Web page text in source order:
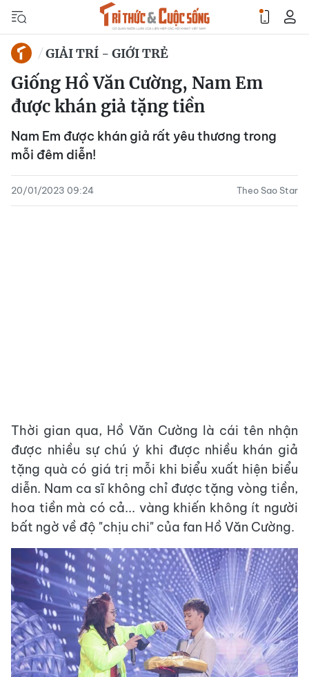
GIẢI TRÍ - GIỚI TRẺ
Giống Hồ Văn Cường, Nam Em
được khán giả tặng tiền
Nam Em được khán giả rất yêu thương trong
mỗi đêm diễn!
20/01/2023 09:24 Theo Sao Star
Thời gian qua, Hồ Văn Cường là cái tên nhận
được nhiều sự chú ý khi được nhiều khán giả
tặng quà có giá trị mỗi khi biểu xuất hiện biểu
diễn. Nam ca sĩ không chỉ được tặng vòng tiền,
hoa tiền mà có cả... vàng khiến không ít người
bất ngờ về độ "chịu chi" của fan Hồ Văn Cường.